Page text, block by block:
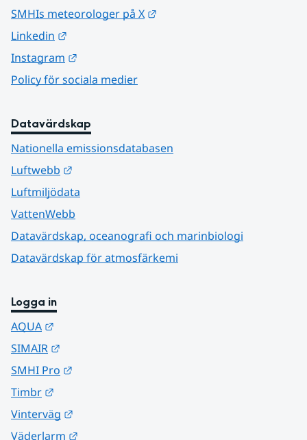
SMHIs meteorologer på X
Linkedin
Instagram
Policy för sociala medier
Datavärdskap
Nationella emissionsdatabasen
Luftwebb
Luftmiljödata
VattenWebb
Datavärdskap, oceanografi och marinbiologi
Datavärdskap för atmosfärkemi
Logga in
AQUA
SIMAIR
SMHI Pro
Timbr
Vinterväg
Väderlarm